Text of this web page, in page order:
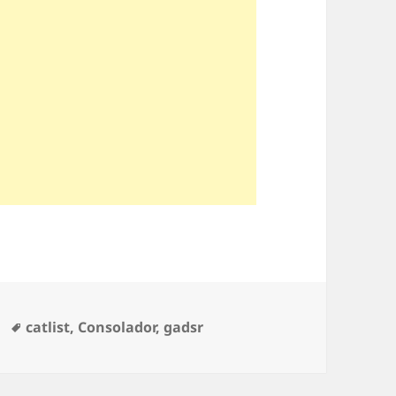
Etiquetas
catlist, Consolador,gadsr